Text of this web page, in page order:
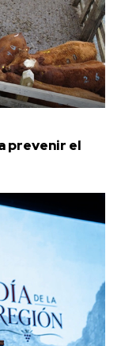
prevenir el